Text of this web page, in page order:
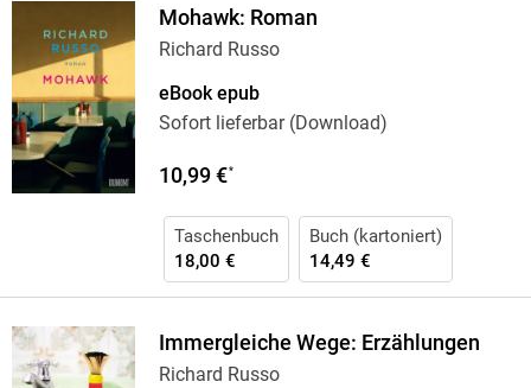
Mohawk: Roman
Richard Russo
eBook epub
Sofort lieferbar (Download)
10,99 €*
Taschenbuch
18,00 €
Buch (kartoniert)
14,49 €
Immergleiche Wege: Erzählungen
Richard Russo